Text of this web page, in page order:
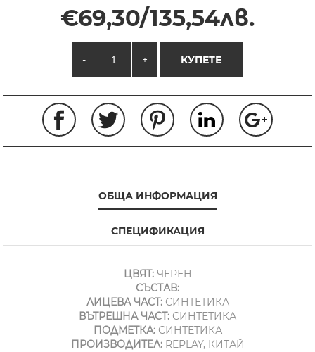
€69,30/135,54лв.
- + КУПЕТЕ
ОБЩА ИНФОРМАЦИЯ
СПЕЦИФИКАЦИЯ
ЦВЯТ:ЧЕРЕН
СЪСТАВ:
ЛИЦЕВА ЧАСТ:СИНТЕТИКА
ВЪТРЕШНА ЧАСТ: СИНТЕТИКА
ПОДМЕТКА:СИНТЕТИКА
ПРОИЗВОДИТЕЛ:REPLAY, КИТАЙ